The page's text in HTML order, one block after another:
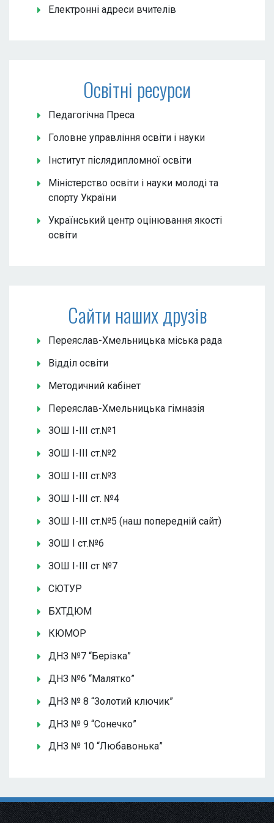
Електронні адреси вчителів
Освітні ресурси
Педагогічна Преса
Головне управління освіти і науки
Інститут післядипломної освіти
Міністерство освіти і науки молоді та
спорту України
Український центр оцінювання якості
освіти
Сайти наших друзів
Переяслав-Хмельницька міська рада
Відділ освіти
Методичний кабінет
Переяслав-Хмельницька гімназія
ЗОШ І-ІІІ ст.№1
ЗОШ І-ІІІ ст.№2
ЗОШ І-ІІІ ст.№3
ЗОШ І-ІІІ ст. №4
ЗОШ І-ІІІ ст.№5 (наш попередній сайт)
ЗОШ І ст.№6
ЗОШ І-ІІІ ст №7
СЮТУР
БХТДЮМ
КЮМОР
ДНЗ №7 “Берізка”
ДНЗ №6 “Малятко”
ДНЗ № 8 “Золотий ключик”
ДНЗ № 9 “Сонечко”
ДНЗ № 10 “Любавонька”